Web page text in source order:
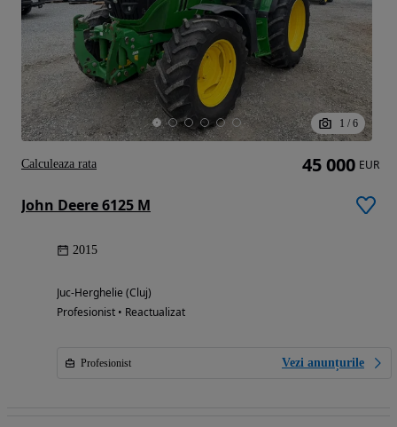
1 / 6
John Deere 6125 M
2015
Juc-Herghelie (Cluj)
Profesionist • Reactualizat
Profesionist Vezi anunțurile
45 000 EUR
Calculeaza rata